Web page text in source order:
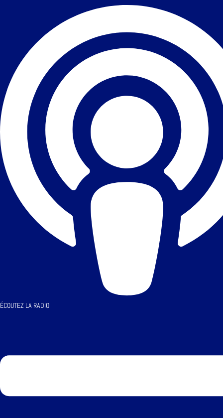
ÉCOUTEZ LA RADIO